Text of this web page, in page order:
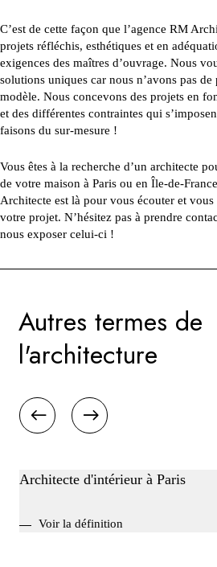
C’est de cette façon que l’agence RM
projets réfléchis, esthétiques et en
exigences des maîtres d’ouvrage. Nous
solutions uniques car nous n’avons pas
modèle. Nous concevons des projets en
et des différentes contraintes qui
faisons du sur-mesure !
Vous êtes à la recherche d’un architecte
de votre maison à Paris ou en Île-de-
Architecte est là pour vous écouter et
votre projet. N’hésitez pas à prendre
nous exposer celui-ci !
Autres termes de
l'architecture
Architecte d'intérieur à Paris
Voir la définition